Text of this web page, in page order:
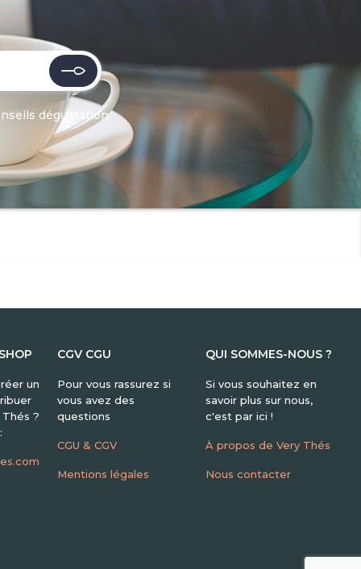
dégustation
un
?
CGV CGU
Pour vous rassurez si
vous avez des
questions
CGU & CGV
Mentions légales
QUI SOMMES-NOUS ?
Si vous souhaitez en
savoir plus sur nous,
c'est par ici !
À propos de Very Thés
Nous contacter